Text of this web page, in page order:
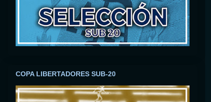
COPA LIBERTADORES SUB-20